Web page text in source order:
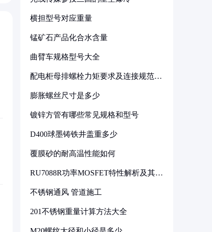
横担型号对应重量
锰矿石产品化合水含量
曲臂车规格型号大全
配电柜母排螺栓力矩要求及连接规范详
膨胀螺丝尺寸是多少
镀锌方管有哪些常见规格和型号
D400球墨铸铁井盖重多少
覆膜砂的耐高温性能如何
RU7088R功率MOSFET特性解析及其在
不锈钢通风 管道施工
201不锈钢重量计算方法大全